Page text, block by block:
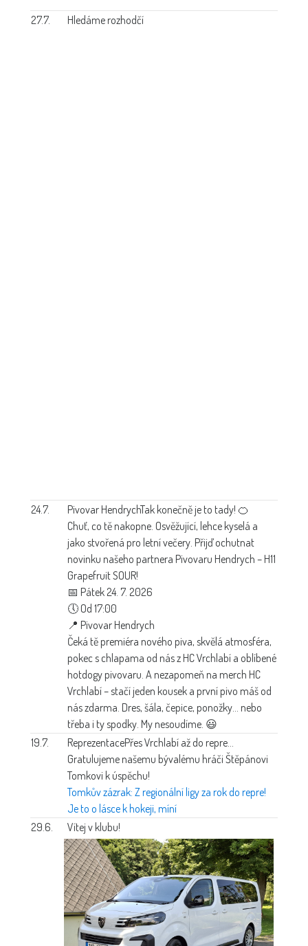
27.7. Hledáme rozhodčí
24.7. Pivovar HendrychTak konečně je to tady! 🍊
Chuť, co tě nakopne. Osvěžující, lehce kyselá a
jako stvořená pro letní večery. Přijď ochutnat
novinku našeho partnera Pivovaru Hendrych – H11
Grapefruit SOUR!
📅 Pátek 24. 7. 2026
🕔 Od 17:00
📍 Pivovar Hendrych
Čeká tě premiéra nového piva, skvělá atmosféra,
pokec s chlapama od nás z HC Vrchlabí a oblíbené
hotdogy pivovaru. A nezapomeň na merch HC
Vrchlabí – stačí jeden kousek a první pivo máš od
nás zdarma. Dres, šála, čepice, ponožky… nebo
třeba i ty spodky. My nesoudíme. 😃
19.7.
ReprezentacePřes Vrchlabí až do repre…
Gratulujeme našemu bývalému hráči Štěpánovi
Tomkovi k úspěchu!
Tomkův zázrak: Z regionální ligy za rok do repre!
Je to o lásce k hokeji, míní
29.6.
Vítej v klubu!